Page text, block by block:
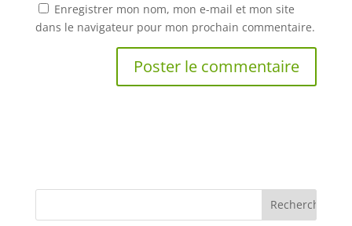
Enregistrer mon nom, mon e-mail et mon site
dans le navigateur pour mon prochain commentaire.